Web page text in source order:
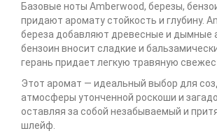
Базовые ноты Amberwood, березы,
придают аромату стойкость и глубину.
береза добавляют древесные и дымные
бензоин вносит сладкие и
герань придает легкую травяную
Этот аромат — идеальный выбор для
атмосферы утонченной роскоши и
оставляя за собой незабываемый и
шлейф.